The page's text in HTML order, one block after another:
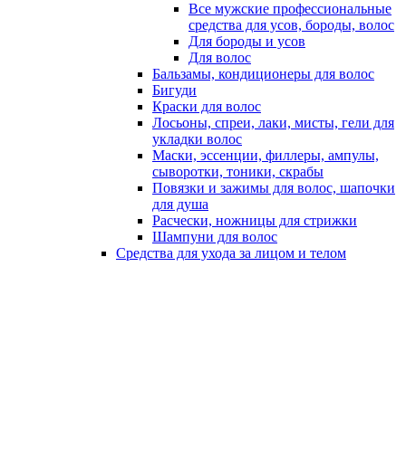
Все мужские профессиональные
средства для усов, бороды, волос
Для бороды и усов
Для волос
Бальзамы, кондиционеры для волос
Бигуди
Краски для волос
Лосьоны, спреи, лаки, мисты, гели для
укладки волос
Маски, эссенции, филлеры, ампулы,
сыворотки, тоники, скрабы
Повязки и зажимы для волос, шапочки
для душа
Расчески, ножницы для стрижки
Шампуни для волос
Средства для ухода за лицом и телом